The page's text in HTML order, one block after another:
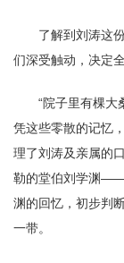
了解到刘涛这
们深受触动，决定
“院子里有棵
凭这些零散的记忆
理了刘涛及亲属的
勒的堂伯刘学渊——
渊的回忆，初步判
一带。